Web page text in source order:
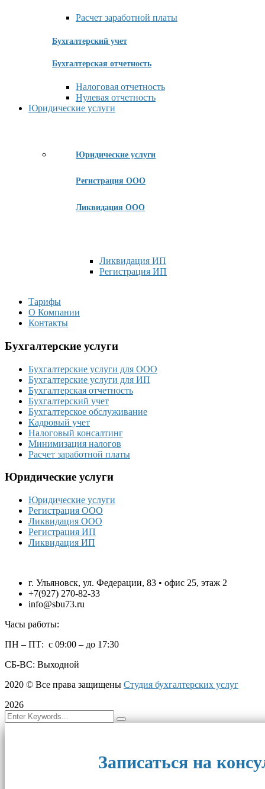
Расчет заработной платы
Бухгалтерский учет
Бухгалтерская отчетность
Налоговая отчетность
Нулевая отчетность
Юридические услуги
Юридические услуги
Регистрация ООО
Ликвидация ООО
Ликвидация ИП
Регистрация ИП
Тарифы
О Компании
Контакты
Бухгалтерские услуги
Бухгалтерские услуги для ООО
Бухгалтерские услуги для ИП
Бухгалтерская отчетность
Бухгалтерский учет
Бухгалтерское обслуживание
Кадровый учет
Налоговый консалтинг
Минимизация налогов
Расчет заработной платы
Юридические услуги
Юридические услуги
Регистрация ООО
Ликвидация ООО
Регистрация ИП
Ликвидация ИП
г. Ульяновск, ул. Федерации, 83 • офис 25, этаж 2
+7(927) 270-82-33
info@sbu73.ru
Часы работы:
ПН – ПТ: с 09:00 – до 17:30
СБ-ВС: Выходной
2020 © Все права защищены Студия бухгалтерских услуг
2026
Записаться на